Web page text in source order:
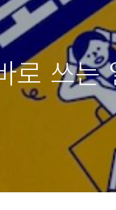
로 쓰는